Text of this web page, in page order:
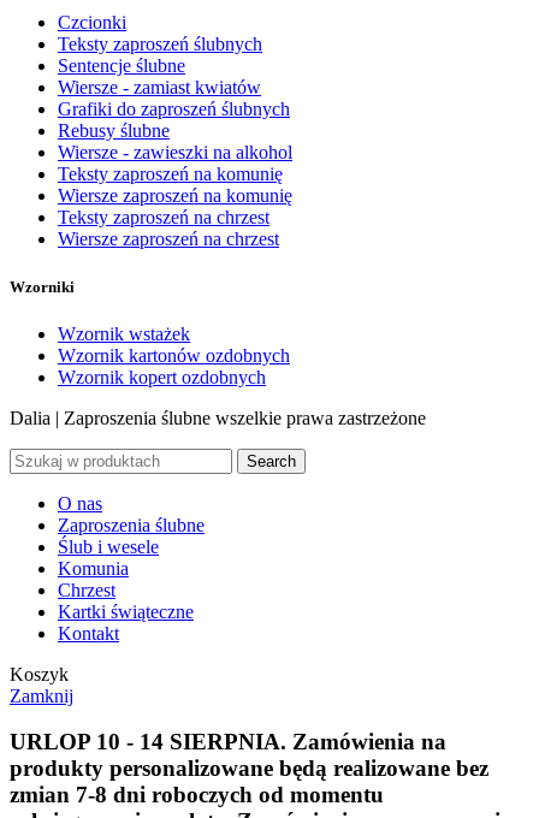
Czcionki
Teksty zaproszeń ślubnych
Sentencje ślubne
Wiersze - zamiast kwiatów
Grafiki do zaproszeń ślubnych
Rebusy ślubne
Wiersze - zawieszki na alkohol
Teksty zaproszeń na komunię
Wiersze zaproszeń na komunię
Teksty zaproszeń na chrzest
Wiersze zaproszeń na chrzest
Wzorniki
Wzornik wstażek
Wzornik kartonów ozdobnych
Wzornik kopert ozdobnych
Dalia | Zaproszenia ślubne wszelkie prawa zastrzeżone
Search
O nas
Zaproszenia ślubne
Ślub i wesele
Komunia
Chrzest
Kartki świąteczne
Kontakt
Koszyk
Zamknij
URLOP 10 - 14 SIERPNIA. Zamówienia na
produkty personalizowane będą realizowane bez
zmian 7-8 dni roboczych od momentu